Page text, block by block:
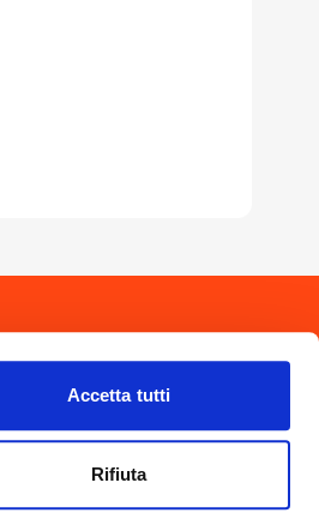
Accetta tutti
Rifiuta